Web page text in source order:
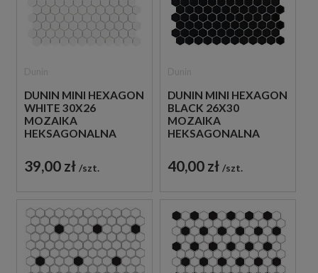
DUNIN MINI HEXAGON
WHITE 30X26
MOZAIKA
HEKSAGONALNA
39,00 zł szt.
DUNIN MINI HEXAGON
BLACK 26X30
MOZAIKA
HEKSAGONALNA
40,00 zł szt.